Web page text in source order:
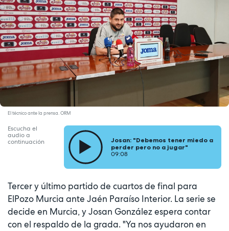
El técnico ante la prensa. ORM
Escucha el
audio a
continuación
Josan: "Debemos tener miedo a
perder pero no a jugar"
09:08
Tercer y último partido de cuartos de final para
ElPozo Murcia ante Jaén Paraíso Interior. La serie se
decide en Murcia, y Josan González espera contar
con el respaldo de la grada. "Ya nos ayudaron en